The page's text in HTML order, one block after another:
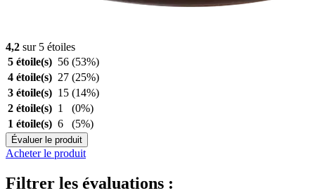
4,2 sur 5 étoiles
5 étoile(s) 56 (53%)
4 étoile(s) 27 (25%)
3 étoile(s) 15 (14%)
2 étoile(s) 1
(0%)
1 étoile(s) 6 (5%)
Évaluer le produit
Acheter le produit
Filtrer les évaluations :